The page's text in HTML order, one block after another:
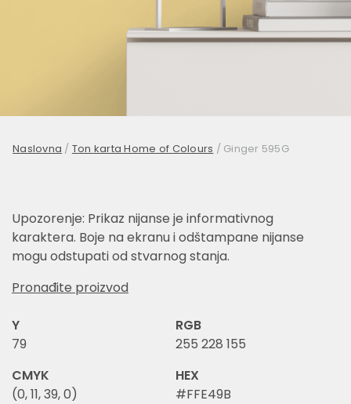
Naslovna / Ton karta Home of Colours / Ginger 595G
Upozorenje: Prikaz nijanse je informativnog
karaktera. Boje na ekranu i odštampane nijanse
mogu odstupati od stvarnog stanja.
Pronađite proizvod
Y
79
RGB
255 228 155
CMYK
(0, 11, 39, 0)
HEX
#FFE49B